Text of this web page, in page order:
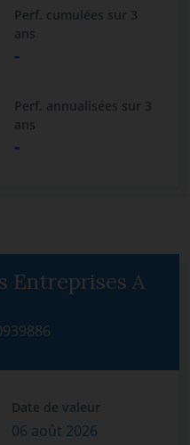
Perf. cumulées sur 3
ans
-
Perf. annualisées sur 3
ans
-
Entreprises A
Date de valeur
06 août 2026